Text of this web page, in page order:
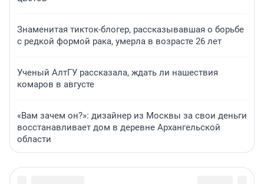
Знаменитая тикток-блогер, рассказывавшая о борьбе
с редкой формой рака, умерла в возрасте 26 лет
Ученый АлтГУ рассказала, ждать ли нашествия
комаров в августе
«Вам зачем он?»: дизайнер из Москвы за свои деньги
восстанавливает дом в деревне Архангельской
области